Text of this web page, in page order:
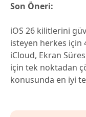
Son Öneri:
iOS 26 kilitlerini
isteyen herkes için
iCloud, Ekran
için tek noktadan
konusunda en iyi